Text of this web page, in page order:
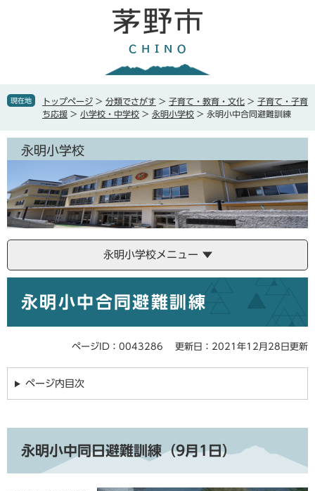
で
ば
本
現在地 トップページ > 分類でさがす > 子育て・教育・文化 > 子育て・子育
ち応援 > 小学校・中学校 > 永明小学校 > 永明小中合同避難訓練
永明小学校
永明小学校メニュー
永明小中合同避難訓練
ページID：0043286 更新日：2021年12月28日更新
ページ内目次
永明小中同日避難訓練（9月1日）